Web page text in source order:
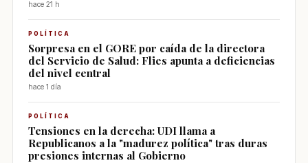
hace 21 h
POLÍTICA
Sorpresa en el GORE por caída de la directora
del Servicio de Salud: Flies apunta a deficiencias
del nivel central
hace 1 día
POLÍTICA
Tensiones en la derecha: UDI llama a
Republicanos a la "madurez política" tras duras
presiones internas al Gobierno